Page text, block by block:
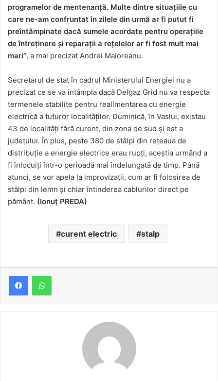
programelor de mentenanță. Multe dintre situațiile cu
care ne-am confruntat în zilele din urmă ar fi putut fi
preîntâmpinate dacă sumele acordate pentru operațiile
de întreținere și reparații a rețelelor ar fi fost mult mai
mari”, a mai precizat Andrei Maioreanu.
Secretarul de stat în cadrul Ministerului Energiei nu a
precizat ce se va întâmpla dacă Delgaz Grid nu va respecta
termenele stabilite pentru realimentarea cu energie
electrică a tuturor localităților. Duminică, în Vaslui, existau
43 de localități fără curent, din zona de sud și est a
județului. În plus, peste 380 de stâlpi din rețeaua de
distribuție a energie electrice erau rupți, aceștia urmând a
fi înlocuiți într-o perioadă mai îndelungată de timp. Până
atunci, se vor apela la improvizații, cum ar fi folosirea de
stâlpi din lemn și chiar întinderea cablurilor direct pe
pământ. (Ionuț PREDA)
curent electric stalp